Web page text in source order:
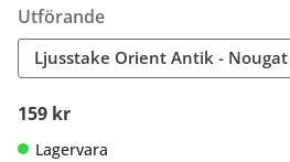
Utförande
Ljusstake Orient Antik - Nougat
159 kr
Lagervara